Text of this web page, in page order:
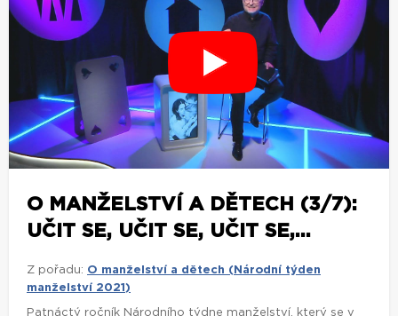
O MANŽELSTVÍ A DĚTECH (3/7):
UČIT SE, UČIT SE, UČIT SE,...
Z pořadu: O manželství a dětech (Národní týden
manželství 2021)
Patnáctý ročník Národního týdne manželství, který se v